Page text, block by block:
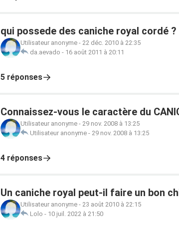
qui possede des caniche royal cordé ?
Utilisateur anonyme - 22 déc. 2010 à 22:35
da.aevado - 16 août 2011 à 20:11
5 réponses
Connaissez-vous le caractère du
Utilisateur anonyme - 29 nov. 2008 à 13:25
Utilisateur anonyme - 29 nov. 2008 à 13:25
4 réponses
Un caniche royal peut-il faire un bon
Utilisateur anonyme - 23 août 2010 à 22:15
Lolo - 10 juil. 2022 à 21:50